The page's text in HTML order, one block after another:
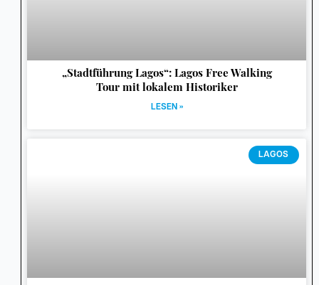
„Stadtführung Lagos“: Lagos Free Walking
Tour mit lokalem Historiker
LESEN »
LAGOS